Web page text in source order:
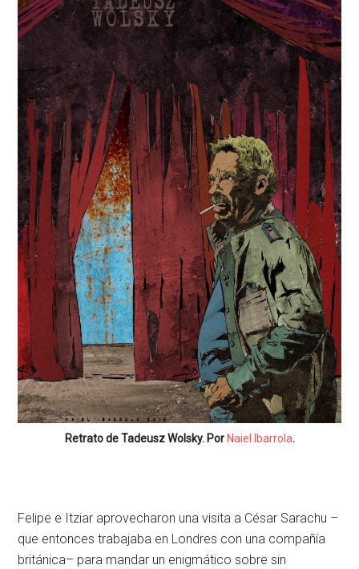
Retrato de Tadeusz Wolsky. Por Naiel Ibarrola.
Felipe e Itziar aprovecharon una visita a César Sarachu –
que entonces trabajaba en Londres con una compañía
británica– para mandar un enigmático sobre sin